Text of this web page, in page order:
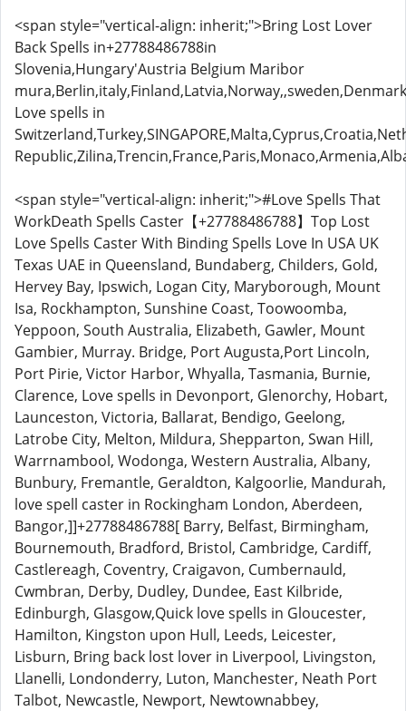
<span style="vertical-align: inherit;">Bring Lost Lover
Back Spells in+27788486788in
Slovenia,Hungary'Austria Belgium Maribor
Love spells in
<span style="vertical-align: inherit;">#Love Spells That
WorkDeath Spells Caster【+27788486788】Top Lost
Love Spells Caster With Binding Spells Love In USA UK
Texas UAE in Queensland, Bundaberg, Childers, Gold,
Hervey Bay, Ipswich, Logan City, Maryborough, Mount
Isa, Rockhampton, Sunshine Coast, Toowoomba,
Yeppoon, South Australia, Elizabeth, Gawler, Mount
Gambier, Murray. Bridge, Port Augusta,Port Lincoln,
Port Pirie, Victor Harbor, Whyalla, Tasmania, Burnie,
Clarence, Love spells in Devonport, Glenorchy, Hobart,
Launceston, Victoria, Ballarat, Bendigo, Geelong,
Latrobe City, Melton, Mildura, Shepparton, Swan Hill,
Warrnambool, Wodonga, Western Australia, Albany,
Bunbury, Fremantle, Geraldton, Kalgoorlie, Mandurah,
love spell caster in Rockingham London, Aberdeen,
Bangor,]]+27788486788[ Barry, Belfast, Birmingham,
Bournemouth, Bradford, Bristol, Cambridge, Cardiff,
Castlereagh, Coventry, Craigavon, Cumbernauld,
Cwmbran, Derby, Dudley, Dundee, East Kilbride,
Edinburgh, Glasgow,Quick love spells in Gloucester,
Hamilton, Kingston upon Hull, Leeds, Leicester,
Lisburn, Bring back lost lover in Liverpool, Livingston,
Llanelli, Londonderry, Luton, Manchester, Neath Port
Talbot, Newcastle, Newport, Newtownabbey,